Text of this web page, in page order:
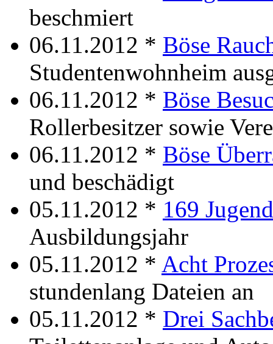
beschmiert
06.11.2012 * Böse
Studentenwohnheim
06.11.2012 * Böse
Rollerbesitzer sowie
06.11.2012 * Böse
und beschädigt
05.11.2012 * 169
Ausbildungsjahr
05.11.2012 * Acht
stundenlang Dateien an
05.11.2012 * Drei